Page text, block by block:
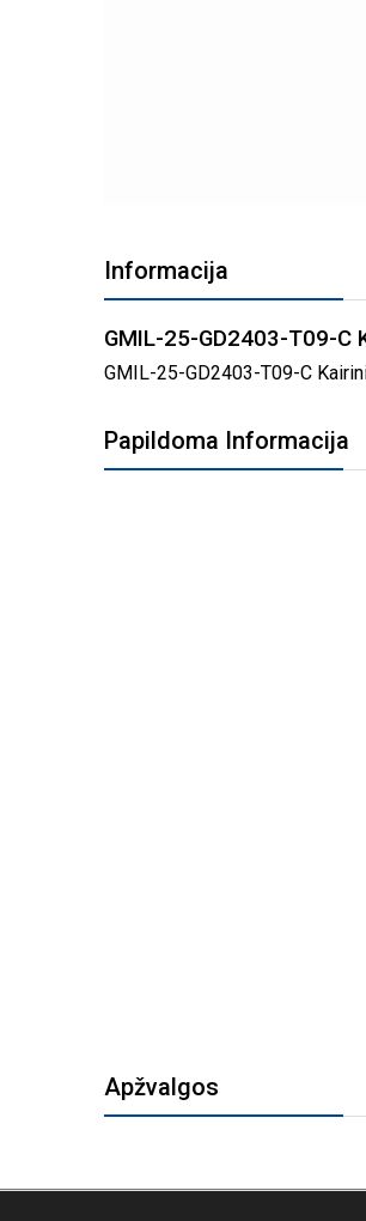
PAVEIKSLĖLIŲ
GALERIJOS
Informacija
GMIL-25-GD2403-T09-C
GMIL-25-GD2403-T09-C
Papildoma Informacija
Apžvalgos